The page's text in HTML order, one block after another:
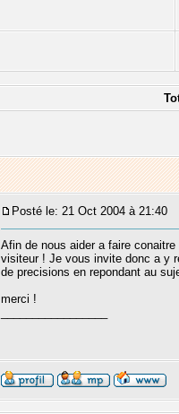
Posté le: 21 Oct 2004 à 21:40
Afin de nous aider a faire
visiteur ! Je vous invite donc a y
de precisions en repondant au
merci !